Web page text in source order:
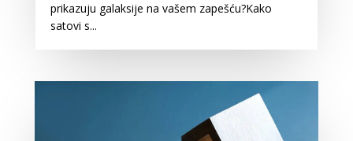
prikazuju galaksije na vašem zapešću?Kako
satovi s...